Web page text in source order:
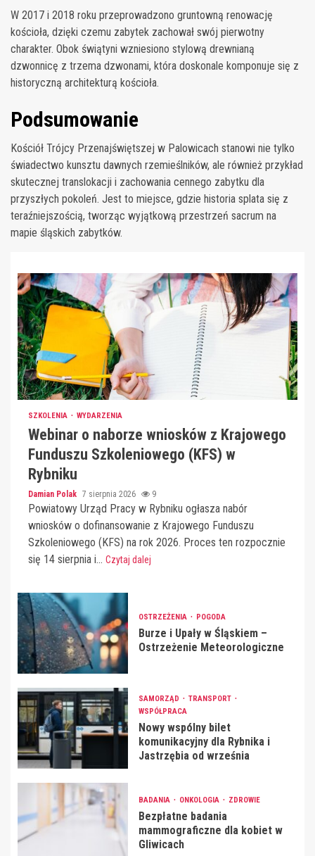
W 2017 i 2018 roku przeprowadzono gruntowną renowację
kościoła, dzięki czemu zabytek zachował swój pierwotny
charakter. Obok świątyni wzniesiono stylową drewnianą
dzwonnicę z trzema dzwonami, która doskonale komponuje się z
historyczną architekturą kościoła.
Podsumowanie
Kościół Trójcy Przenajświętszej w Palowicach stanowi nie tylko
świadectwo kunsztu dawnych rzemieślników, ale również przykład
skutecznej translokacji i zachowania cennego zabytku dla
przyszłych pokoleń. Jest to miejsce, gdzie historia splata się z
teraźniejszością, tworząc wyjątkową przestrzeń sacrum na
mapie śląskich zabytków.
SZKOLENIA WYDARZENIA
Webinar o naborze wniosków z Krajowego
Funduszu Szkoleniowego (KFS) w
Rybniku
Damian Polak 7 sierpnia 2026 9
Powiatowy Urząd Pracy w Rybniku ogłasza nabór
wniosków o dofinansowanie z Krajowego Funduszu
Szkoleniowego (KFS) na rok 2026. Proces ten rozpocznie
się 14 sierpnia i... Czytaj dalej
OSTRZEŻENIA POGODA
Burze i Upały w Śląskiem –
Ostrzeżenie Meteorologiczne
SAMORZĄD
TRANSPORT
WSPÓŁPRACA
Nowy wspólny bilet
komunikacyjny dla Rybnika i
Jastrzębia od września
BADANIA ONKOLOGIA ZDROWIE
Bezpłatne badania
mammograficzne dla kobiet w
Gliwicach